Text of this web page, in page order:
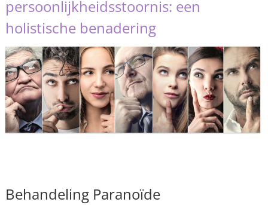
persoonlijkheidsstoornis: een
holistische benadering
Behandeling Paranoïde